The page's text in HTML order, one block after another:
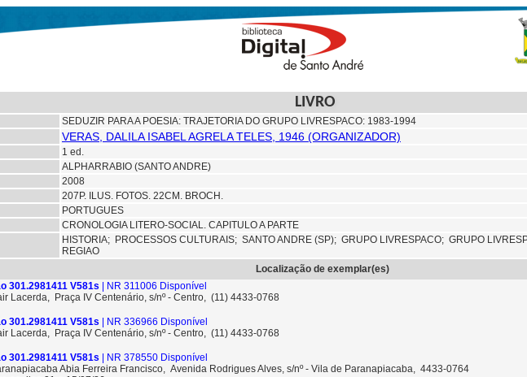
LIVRO
SEDUZIR PARA A POESIA: TRAJETORIA DO GRUPO LIVRESPACO: 1983-1994
VERAS, DALILA ISABEL AGRELA TELES, 1946 (ORGANIZADOR)
1 ed.
ALPHARRABIO (SANTO ANDRE)
2008
207P. ILUS. FOTOS. 22CM. BROCH.
PORTUGUES
CRONOLOGIA LITERO-SOCIAL. CAPITULO A PARTE
HISTORIA; PROCESSOS CULTURAIS; SANTO ANDRE (SP); GRUPO LIVRESPACO; GRUPO
REGIAO
Localização de exemplar(es)
301.2981411 V581s | NR 311006 Disponível
Lacerda, Praça IV Centenário, s/nº - Centro, (11) 4433-0768
301.2981411 V581s | NR 336966 Disponível
Lacerda, Praça IV Centenário, s/nº - Centro, (11) 4433-0768
301.2981411 V581s | NR 378550 Disponível
Abia Ferreira Francisco, Avenida Rodrigues Alves, s/nº - Vila de Paranapiacaba, 4433-0764